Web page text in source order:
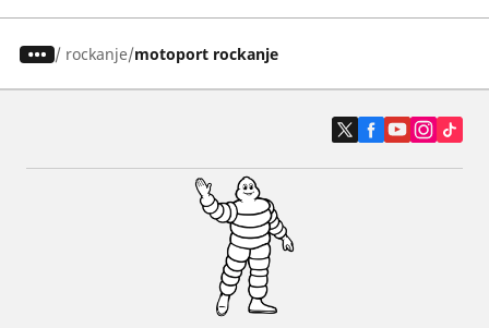
/ rockanje motoport rockanje